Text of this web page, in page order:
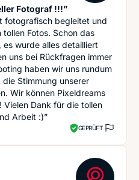
Fotograf !!!”
fotografisch begleitet und
Fotos. Schon das
wurde alles detailliert
uns bei Rückfragen immer
haben wir uns rundum
Stimmung unserer
Wir können Pixeldreams
Vielen Dank für die tollen
Arbeit :)”
GEPRÜFT